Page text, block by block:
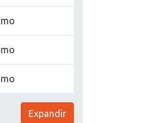
Expandir